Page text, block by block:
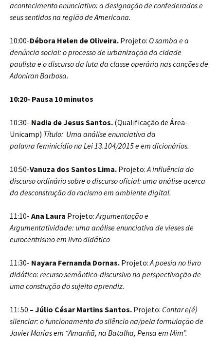
acontecimento enunciativo: a designação de confederados e
seus sentidos na região de Americana.
10:00-Débora Helen de Oliveira. Projeto: O samba e a
denúncia social: o processo de urbanização da cidade
paulista e o discurso da luta da classe operária nas canções de
Adoniran Barbosa.
10:20- Pausa 10 minutos
10:30- Nadia de Jesus Santos. (Qualificação de Área-
Unicamp) Título: Uma análise enunciativa da
palavra feminicídio na Lei 13.104/2015 e em dicionários.
10:50-Vanuza dos Santos Lima. Projeto:A influência do
discurso ordinário sobre o discurso oficial: uma análise acerca
da desconstrução do racismo em ambiente digital.
11:10- Ana Laura Projeto:Argumentação e
Argumentatividade: uma análise enunciativa de vieses de
eurocentrismo em livro didático
11:30- Nayara Fernanda Dornas. Projeto:A poesia no livro
didático: recurso semântico-discursivo na perspectivação de
uma construção do sujeito aprendiz.
11: 50 – Júlio César Martins Santos. Projeto: Contar e(é)
silenciar: o funcionamento do silêncio na/pela formulação de
Javier Marías em “Amanhã, na Batalha, Pensa em Mim”.